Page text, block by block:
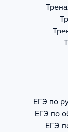
ЕГЭ по
ЕГЭ по
ЕГЭ